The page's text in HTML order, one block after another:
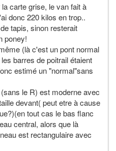
carte grise, le van fait à
donc 220 kilos en trop..
tapis, sinon resterait
poney!
(là c'est un pont normal
barres de poitrail étaient
estimé un "normal"sans
le R) est moderne avec
devant( peut etre à cause
tout cas le bas flanc
central, alors que là
est rectangulaire avec